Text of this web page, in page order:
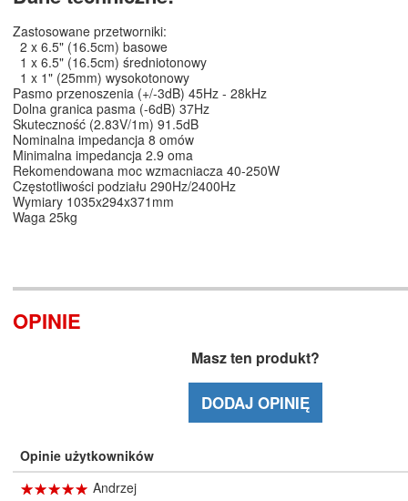
Zastosowane przetworniki:
2 x 6.5" (16.5cm) basowe
1 x 6.5" (16.5cm) średniotonowy
1 x 1" (25mm) wysokotonowy
Pasmo przenoszenia (+/-3dB) 45Hz - 28kHz
Dolna granica pasma (-6dB) 37Hz
Skuteczność (2.83V/1m) 91.5dB
Nominalna impedancja 8 omów
Minimalna impedancja 2.9 oma
Rekomendowana moc wzmacniacza 40-250W
Częstotliwości podziału 290Hz/2400Hz
Wymiary 1035x294x371mm
Waga 25kg
OPINIE
Masz ten produkt?
DODAJ OPINIĘ
Opinie użytkowników
☆☆☆☆☆
★★★★★ Andrzej